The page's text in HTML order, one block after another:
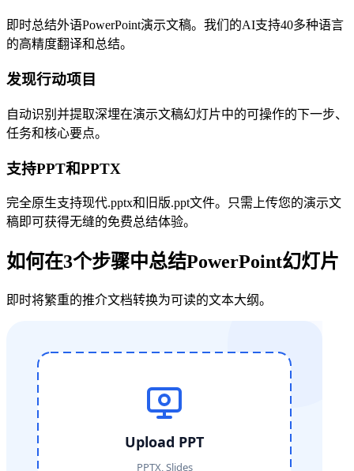
即时总结外语PowerPoint演示文稿。我们的AI支持40多种语言
的高精度翻译和总结。
发现行动项目
自动识别并提取深埋在演示文稿幻灯片中的可操作的下一步、
任务和核心要点。
支持PPT和PPTX
完全原生支持现代.pptx和旧版.ppt文件。只需上传您的演示文
稿即可获得无缝的免费总结体验。
如何在3个步骤中总结PowerPoint幻灯片
即时将繁重的推介文档转换为可读的文本大纲。